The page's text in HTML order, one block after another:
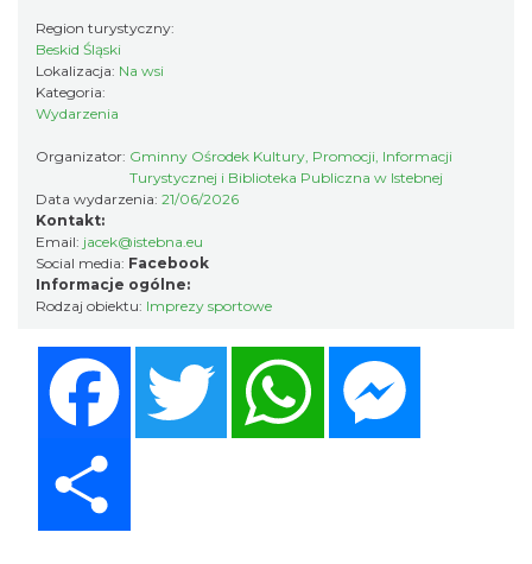
4.37 km
Robimy budki dla ptaków - zajęcia
warsztatowe
Istebna
Region turystyczny:
Beskid Śląski
Lokalizacja: Na wsi
Kategoria:
Wydarzenia
Organizator: Gminny Ośrodek Kultury, Promocji, Informacji
Turystycznej i Biblioteka Publiczna w Istebnej
Data wydarzenia: 21/06/2026
Kontakt:
Email: jacek@istebna.eu
Social media: Facebook
Informacje ogólne:
Rodzaj obiektu: Imprezy sportowe
Twitter